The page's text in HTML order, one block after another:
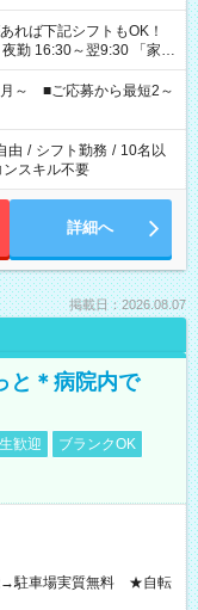
～翌9:30 「家族
夕飯の準備がしたい」
ご希望を教えてください
で週40時間を超える場
月～ ■ご応募から最短2～
由 / シフト勤務 / 10名以
ンスキル不要
詳細へ
掲載日：2026.08.07
と＊病院内で
歓迎
ブランクOK
駐車場実質無料 ★自転